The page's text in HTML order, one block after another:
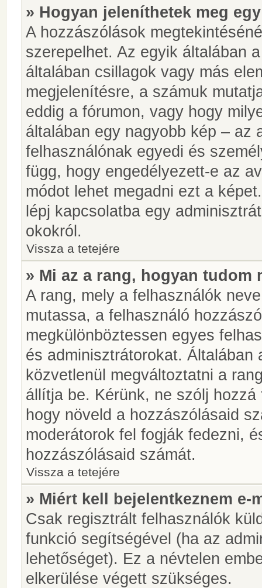
» Hogyan jeleníthetek meg
A hozzászólások
szerepelhet. Az egyik általában
általában csillagok vagy más
megjelenítésre, a számuk
eddig a fórumon, vagy hogy
általában egy nagyobb kép – az
felhasználónak egyedi és
függ, hogy engedélyezett-e az
módot lehet megadni ezt a
lépj kapcsolatba egy
okokról.
Vissza a tetejére
» Mi az a rang, hogyan tudom
A rang, mely a felhasználók
mutassa, a felhasználó
megkülönböztessen egyes
és adminisztrátorokat. Általában
közvetlenül megváltoztatni a
állítja be. Kérünk, ne szólj
hogy növeld a hozzászólásaid
moderátorok fel fogják fedezni,
hozzászólásaid számát.
Vissza a tetejére
» Miért kell bejelentkeznem e-
Csak regisztrált felhasználók
funkció segítségével (ha az
lehetőséget). Ez a névtelen
elkerülése végett szükséges.